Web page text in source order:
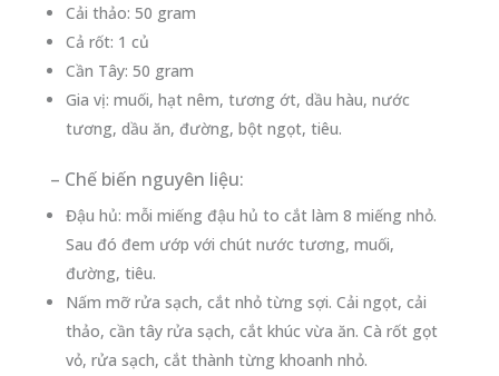
Cải thảo: 50 gram
Cả rốt: 1 củ
Cần Tây: 50 gram
Gia vị: muối, hạt nêm, tương ớt, dầu hàu, nước
tương, dầu ăn, đường, bột ngọt, tiêu.
– Chế biến nguyên liệu:
Đậu hủ: mỗi miếng đậu hủ to cắt làm 8 miếng nhỏ.
Sau đó đem ướp với chút nước tương, muối,
đường, tiêu.
Nấm mỡ rửa sạch, cắt nhỏ từng sợi. Cải ngọt, cải
thảo, cần tây rửa sạch, cắt khúc vừa ăn. Cà rốt gọt
vỏ, rửa sạch, cắt thành từng khoanh nhỏ.